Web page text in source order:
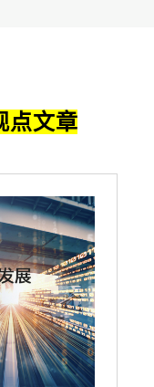
点文章